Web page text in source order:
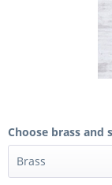
Choose brass and